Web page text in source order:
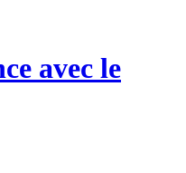
avec le